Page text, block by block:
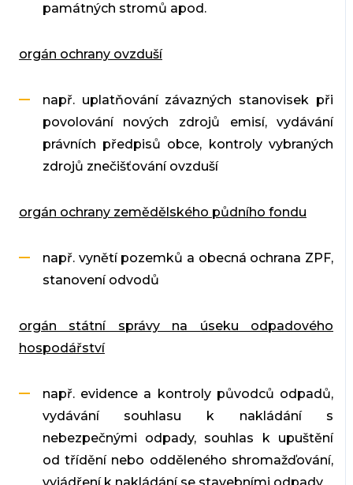
památných stromů apod.
orgán ochrany ovzduší
např. uplatňování závazných stanovisek při
povolování nových zdrojů emisí, vydávání
právních předpisů obce, kontroly vybraných
zdrojů znečišťování ovzduší
orgán ochrany zemědělského půdního fondu
např. vynětí pozemků a obecná ochrana ZPF,
stanovení odvodů
orgán státní správy na úseku odpadového
hospodářství
např. evidence a kontroly původců odpadů,
vydávání souhlasu k nakládání s
nebezpečnými odpady, souhlas k upuštění
od třídění nebo odděleného shromažďování,